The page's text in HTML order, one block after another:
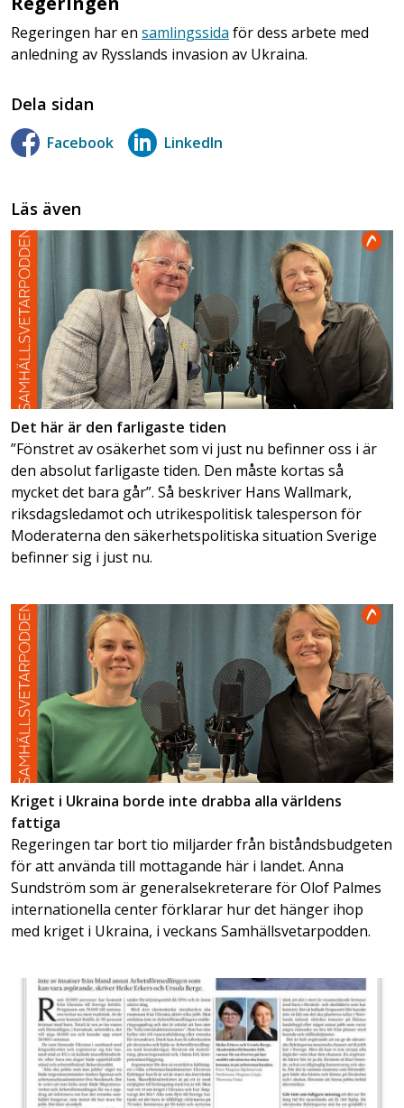
Regeringen har en samlingssida för dess arbete med
anledning av Rysslands invasion av Ukraina.
Dela sidan
Facebook LinkedIn
Läs även
Det här är den farligaste tiden
”Fönstret av osäkerhet som vi just nu befinner oss i är
den absolut farligaste tiden. Den måste kortas så
mycket det bara går”. Så beskriver Hans Wallmark,
riksdagsledamot och utrikespolitisk talesperson för
Moderaterna den säkerhetspolitiska situation Sverige
befinner sig i just nu.
Kriget i Ukraina borde inte drabba alla världens
fattiga
Regeringen tar bort tio miljarder från biståndsbudgeten
för att använda till mottagande här i landet. Anna
Sundström som är generalsekreterare för Olof Palmes
internationella center förklarar hur det hänger ihop
med kriget i Ukraina, i veckans Samhällsvetarpodden.